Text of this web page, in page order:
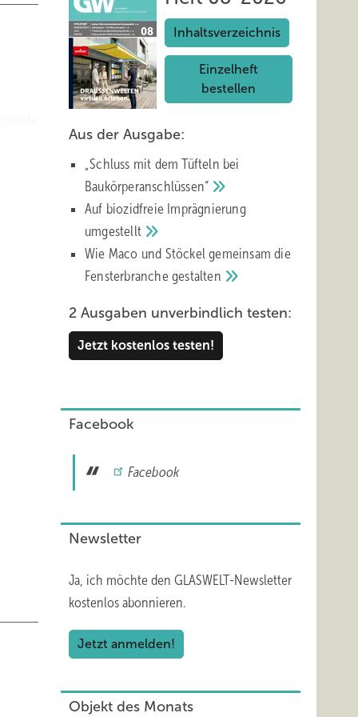
ist
der
Inhaltsverzeichnis
Einzelheft
bestellen
Aus der Ausgabe:
„Schluss mit d em Tüfteln bei
Baukörperanschlüssen“
Auf biozidfreie Imprägnierung
umgestellt
Wie Maco und Stöckel gemeinsam die
Fensterbranche gestalten
2 Ausgaben unverbindlich testen:
Jetzt kostenlos testen!
Facebook
Facebook
Newsletter
Ja, ich möchte den GLASWELT-Newsletter
kostenlos abonnieren.
Jetzt anmelden!
Objekt des Monats